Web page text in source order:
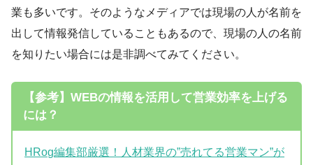
業も多いです。そのようなメディアでは現場の人が名前を
出して情報発信していることもあるので、現場の人の名前
を知りたい場合には是非調べてみてください。
【参考】WEBの情報を活用して営業効率を上げる
には？
HRog編集部厳選！人材業界の”売れてる営業マン”が